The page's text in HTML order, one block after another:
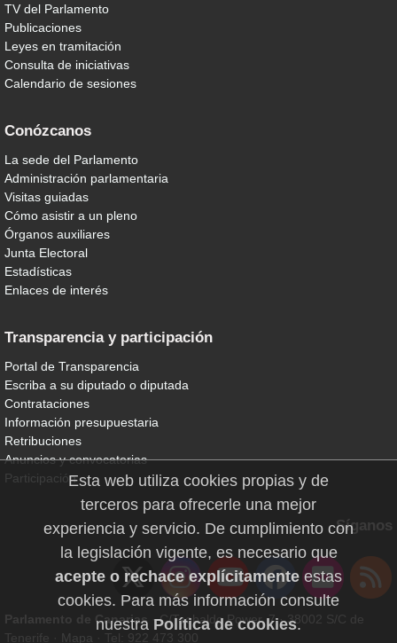
TV del Parlamento
Publicaciones
Leyes en tramitación
Consulta de iniciativas
Calendario de sesiones
Conózcanos
La sede del Parlamento
Administración parlamentaria
Visitas guiadas
Cómo asistir a un pleno
Órganos auxiliares
Junta Electoral
Estadísticas
Enlaces de interés
Transparencia y participación
Portal de Transparencia
Escriba a su diputado o diputada
Contrataciones
Información presupuestaria
Retribuciones
Anuncios y convocatorias
Participación
Síganos
Parlamento de Canarias · C/Teobaldo Power, 7 · 38002 S/C de
Tenerife · Mapa · Tel: 922 473 300
Esta web utiliza cookies propias y de
terceros para ofrecerle una mejor
experiencia y servicio. De cumplimiento con
la legislación vigente, es necesario que
acepte o rechace explícitamenteestas
cookies. Para más información consulte
nuestra Política de cookies.